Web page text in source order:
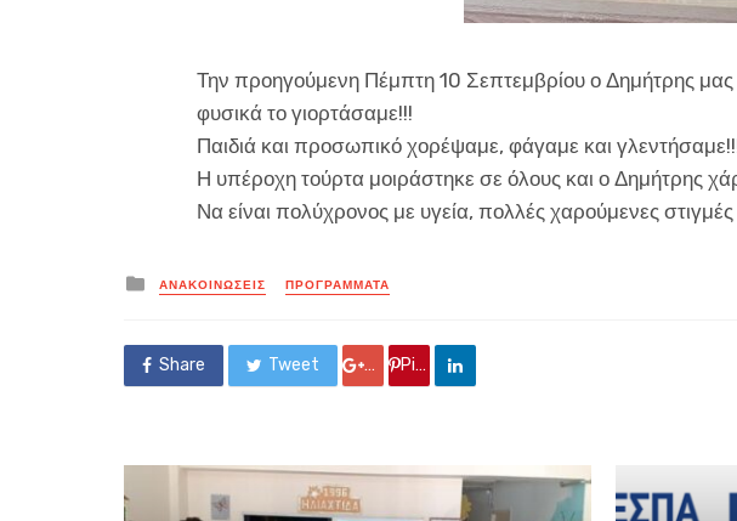
Την προηγούμενη Πέμπτη 10 Σεπτεμβρίου ο Δημήτρης μας
φυσικά το γιορτάσαμε!!!
Παιδιά και προσωπικό χορέψαμε, φάγαμε και
Η υπέροχη τούρτα μοιράστηκε σε όλους και ο Δημήτρης
Να είναι πολύχρονος με υγεία, πολλές χαρούμενες
Posted
in
ΑΝΑΚΟΙΝΏΣΕΙΣ ΠΡΟΓΡΑΜΜΑΤΑ
Share Tweet Google +
Pin it